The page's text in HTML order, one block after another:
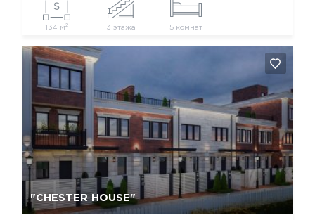
134 м 2 3 этажа 5 комнат
"CHESTER HOUSE"
Так, видалити Відміна